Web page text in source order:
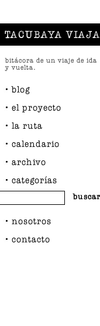
TACUBAYA VIAJA
bitácora de un viaje de ida
y vuelta.
blog
el proyecto
la ruta
calendario
archivo
categorías
nosotros
contacto